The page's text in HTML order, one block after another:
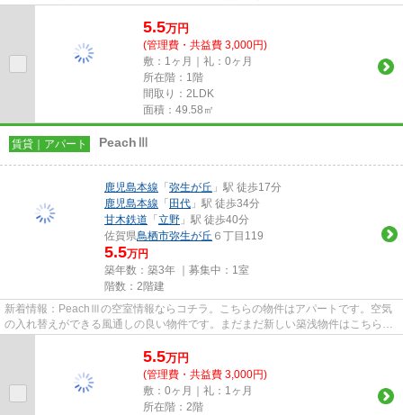
す。利便性の高い暮らしをする...
5.5万円
(管理費・共益費 3,000円)
敷：1ヶ月｜礼：0ヶ月
所在階：1階
間取り：2LDK
面積：49.58㎡
賃貸｜アパート PeachⅢ
鹿児島本線 「弥生が丘 」駅 徒歩17分
鹿児島本線 「田代 」駅 徒歩34分
甘木鉄道 「立野 」駅 徒歩40分
佐賀県鳥栖市弥生が丘 ６丁目119
5.5万円
築年数：築3年 ｜募集中： 1室
階数：2階建
新着情報：PeachⅢの空室情報ならコチラ。こちらの物件はアパートです。空気
の入れ替えができる風通しの良い物件です。まだまだ新しい築浅物件はこちらで
す。できるだけ早めに不動産情...
5.5万円
(管理費・共益費 3,000円)
敷：0ヶ月｜礼：1ヶ月
所在階：2階